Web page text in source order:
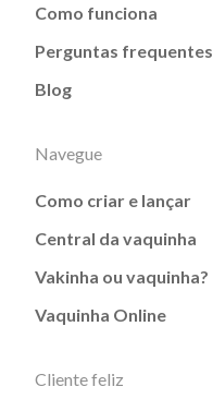
Como funciona
Perguntas frequentes
Blog
Navegue
Como criar e lançar
Central da vaquinha
Vakinha ou vaquinha?
Vaquinha Online
Cliente feliz